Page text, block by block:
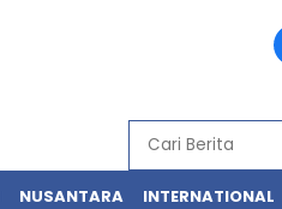
NUSANTARA INTERNATIONAL